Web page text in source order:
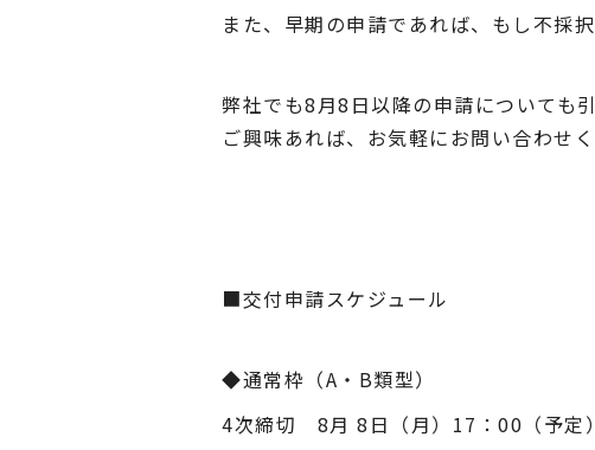
また、早期の申請であれば、もし不採
弊社でも8月8日以降の申請についても
ご興味あれば、お気軽にお問い合わせく
■交付申請スケジュール
◆通常枠（A・B類型）
4次締切 8月 8日（月）17：00（予定）